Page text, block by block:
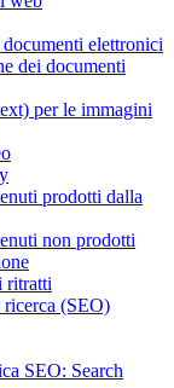
elettronici
dei documenti
per le immagini
prodotti dalla
non prodotti
ritratti
(SEO)
SEO: Search